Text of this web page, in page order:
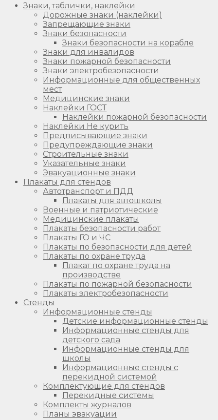
Знаки, таблички, наклейки
Дорожные знаки (наклейки)
Запрещающие знаки
Знаки безопасности
Знаки безопасности на корабле
Знаки для инвалидов
Знаки пожарной безопасности
Знаки электробезопасности
Информационные для общественных
мест
Медицинские знаки
Наклейки ГОСТ
Наклейки пожарной безопасности
Наклейки Не курить
Предписывающие знаки
Предупреждающие знаки
Строительные знаки
Указательные знаки
Эвакуационные знаки
Плакаты для стендов
Автотранспорт и ПДД
Плакаты для автошколы
Военные и патриотические
Медицинские плакаты
Плакаты безопасности работ
Плакаты ГО и ЧС
Плакаты по безопасности для детей
Плакаты по охране труда
Плакат по охране труда на
производстве
Плакаты по пожарной безопасности
Плакаты электробезопасности
Стенды
Информационные стенды
Детские информационные стенды
Информационные стенды для
детского сада
Информационные стенды для
школы
Информационные стенды с
перекидной системой
Комплектующие для стендов
Перекидные системы
Комплекты журналов
Планы эвакуации